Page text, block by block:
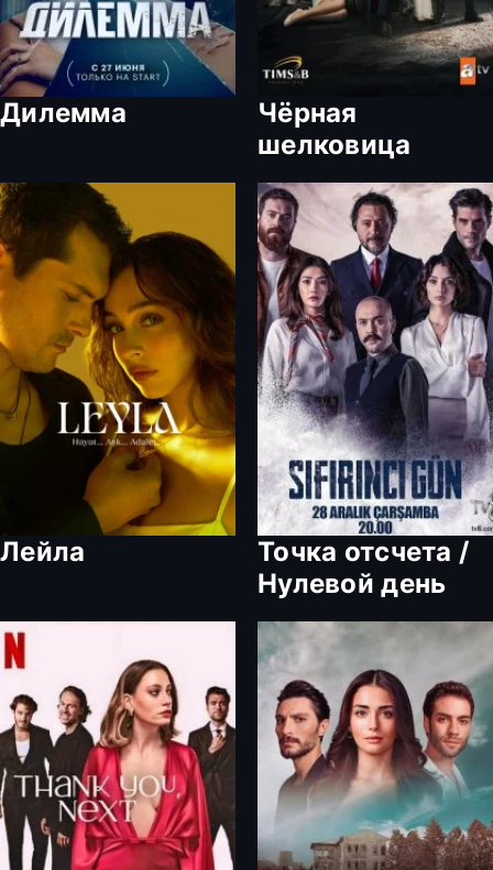
Дилемма
Чёрная
шелковица
Лейла
Точка отсчета /
Нулевой день